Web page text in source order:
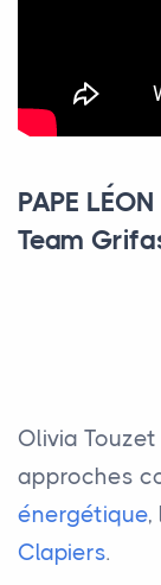
PAPE
Team
Olivia
approches
énergétique,
Clapiers.